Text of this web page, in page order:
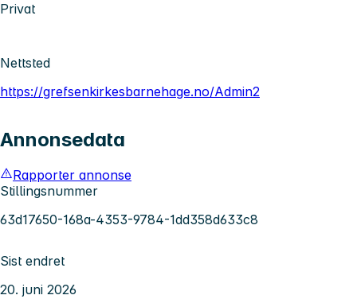
Privat
Nettsted
https://grefsenkirkesbarnehage.no/Admin2
Annonsedata
Rapporter annonse
Stillingsnummer
63d17650-168a-4353-9784-1dd358d633c8
Sist endret
20. juni 2026